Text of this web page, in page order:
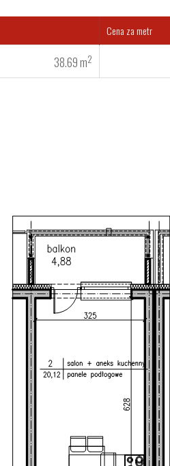
Cena za metr
38.69 m2